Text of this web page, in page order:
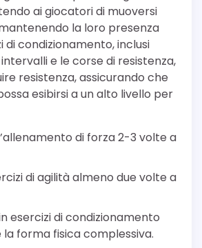
ai giocatori di muoversi
la loro presenza
di condizionamento, inclusi
e le corse di resistenza,
resistenza, assicurando che
esibirsi a un alto livello per
di forza 2-3 volte a
di agilità almeno due volte a
esercizi di condizionamento
forma fisica complessiva.